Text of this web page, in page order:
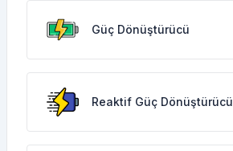
Güç Dönüştürücü
Reaktif Güç Dönüştürücü